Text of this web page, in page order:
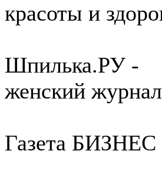
красоты и
Шпилька.РУ -
женский журнал
Газета БИЗНЕС